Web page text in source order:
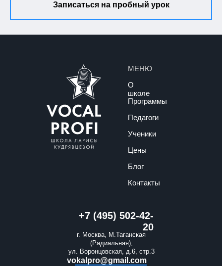
Записаться на пробный урок
+7 (495) 502-42-
20
г. Москва, М.Таганская
(Радиальная),
ул. Воронцовская, д.6, стр.3
vokalpro@gmail.com
Программы
Педагоги
Ученики
Цены
Блог
Контакты
О
школе
МЕНЮ